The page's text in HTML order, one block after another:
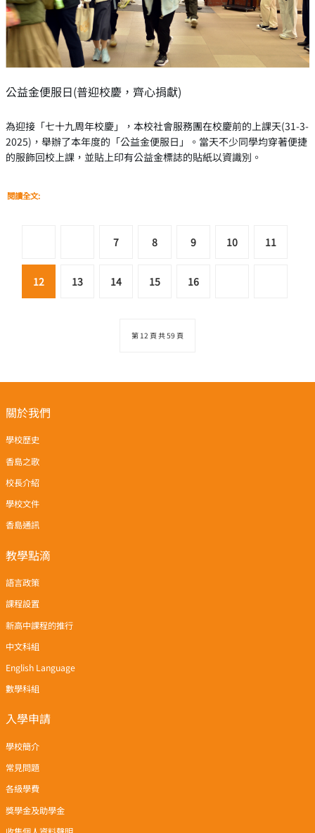
公益金便服日(普迎校慶，齊心捐獻)
為迎接「七十九周年校慶」，本校社會服務團在校慶前的上課天(31-3-
2025)，舉辦了本年度的「公益金便服日」。當天不少同學均穿著便捷
的服飾回校上課，並貼上印有公益金標誌的貼紙以資識別。
閱讀全文:
7 8 9 10 11
12 13 14 15 16
第 12 頁 共 59 頁
關於我們
學校歷史
香島之歌
校長介紹
學校文件
香島通訊
教學點滴
語言政策
課程設置
新高中課程的推行
中文科組
English Language
數學科組
入學申請
學校簡介
常見問題
各級學費
獎學金及助學金